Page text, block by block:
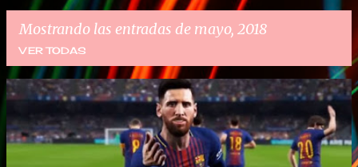
Mostrando las entradas de mayo, 2018
VER TODAS
E
n